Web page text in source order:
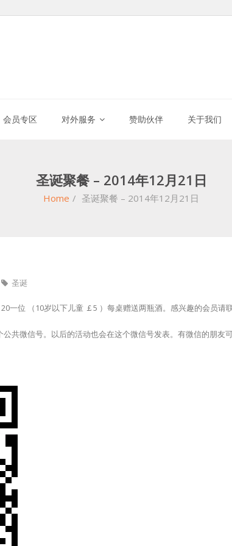
会员专区 对外服务 赞助伙伴 关于我们
圣诞聚餐 – 2014年12月21日
Home / 圣诞聚餐 – 2014年12月21日
圣诞
一位 （10岁以下儿童 ￡5 ）每桌赠送两瓶酒。感兴趣的会员请
共微信号。以后的活动也会在这个微信号发表。有微信的朋友